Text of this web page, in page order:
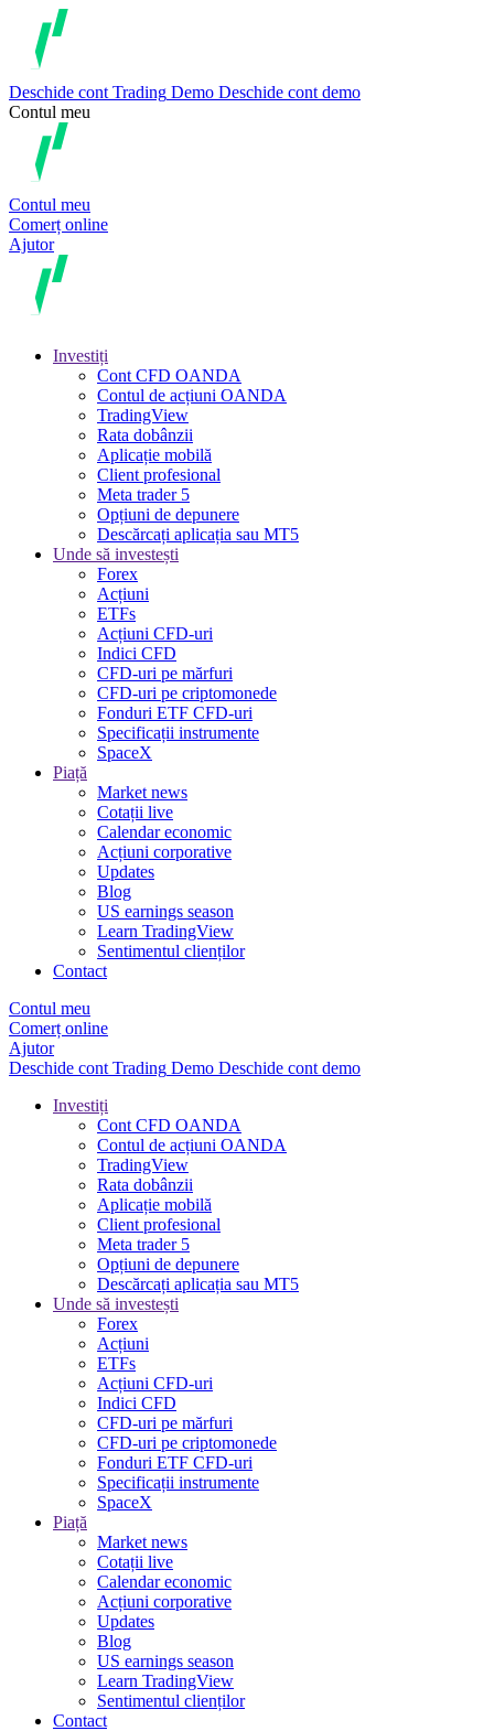
Deschide cont Trading Demo Deschide cont demo
Contul meu
Contul meu
Comerț online
Ajutor
Investiți
Cont CFD OANDA
Contul de acțiuni OANDA
TradingView
Rata dobânzii
Aplicație mobilă
Client profesional
Meta trader 5
Opțiuni de depunere
Descărcați aplicația sau MT5
Unde să investești
Forex
Acțiuni
ETFs
Acțiuni CFD-uri
Indici CFD
CFD-uri pe mărfuri
CFD-uri pe criptomonede
Fonduri ETF CFD-uri
Specificații instrumente
SpaceX
Piață
Market news
Cotații live
Calendar economic
Acțiuni corporative
Updates
Blog
US earnings season
Learn TradingView
Sentimentul clienților
Contact
Contul meu
Comerț online
Ajutor
Deschide cont Trading Demo Deschide cont demo
Investiți
Cont CFD OANDA
Contul de acțiuni OANDA
TradingView
Rata dobânzii
Aplicație mobilă
Client profesional
Meta trader 5
Opțiuni de depunere
Descărcați aplicația sau MT5
Unde să investești
Forex
Acțiuni
ETFs
Acțiuni CFD-uri
Indici CFD
CFD-uri pe mărfuri
CFD-uri pe criptomonede
Fonduri ETF CFD-uri
Specificații instrumente
SpaceX
Piață
Market news
Cotații live
Calendar economic
Acțiuni corporative
Updates
Blog
US earnings season
Learn TradingView
Sentimentul clienților
Contact